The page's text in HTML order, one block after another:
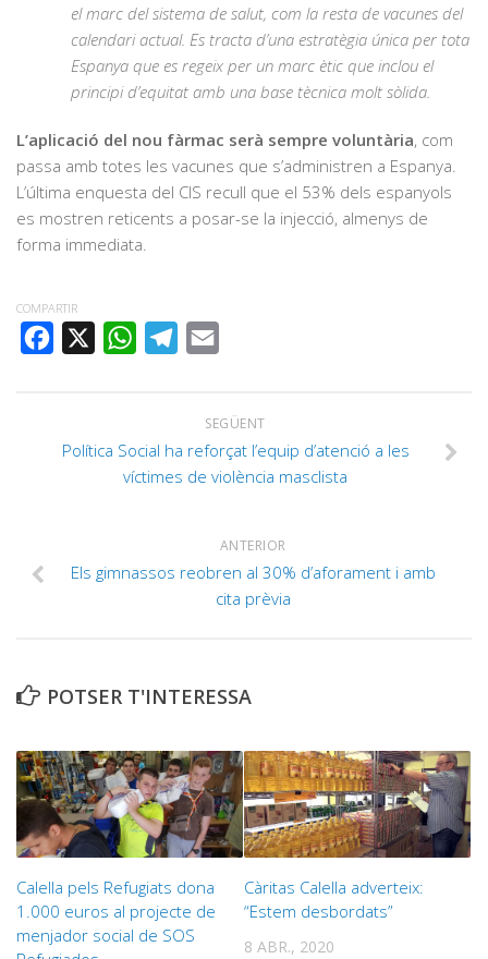
el marc del sistema de salut, com la resta de vacunes del
calendari actual. Es tracta d’una estratègia única per tota
Espanya que es regeix per un marc ètic que inclou el
principi d’equitat amb una base tècnica molt sòlida.
L’aplicació del nou fàrmac serà sempre voluntària, com
passa amb totes les vacunes que s’administren a Espanya.
L’última enquesta del CIS recull que el 53% dels espanyols
es mostren reticents a posar-se la injecció, almenys de
forma immediata.
COMPARTIR
FACEBOOK
WHATSAPPTELEGRAM
SEGÜENT
Política Social ha reforçat l’equip d’atenció a les
víctimes de violència masclista
ANTERIOR
Els gimnassos reobren al 30% d’aforament i amb
cita prèvia
POTSER T'INTERESSA
Calella pels Refugiats dona
1.000 euros al projecte de
menjador social de SOS
Càritas Calella adverteix:
“Estem desbordats”
8 ABR., 2020